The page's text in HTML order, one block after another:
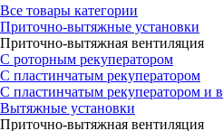
Все товары категории
Приточно-вытяжные установки
Приточно-вытяжная вентиляция
С роторным рекуператором
С пластинчатым рекуператором
С пластинчатым рекуператором и
Вытяжные установки
Приточно-вытяжная вентиляция